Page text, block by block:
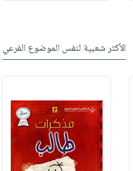
الأكثر شعبية لنفس الموضوع الفرعي